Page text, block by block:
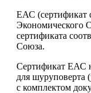
ЕАС (сертификат
Экономического
сертификата
Союза.
Сертификат ЕАС
для шуруповерта
с комплектом